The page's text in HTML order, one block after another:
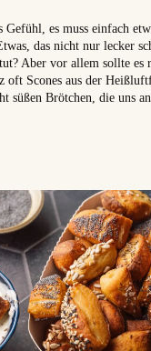
es muss einfach
das nicht nur lecker
Aber vor allem sollte es
oft Scones aus der
süßen Brötchen, die uns